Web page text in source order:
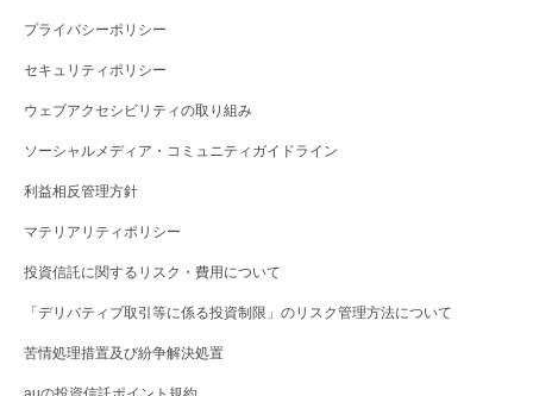
プライバシーポリシー
セキュリティポリシー
ウェブアクセシビリティの取り組み
ソーシャルメディア・コミュニティガイドライン
利益相反管理方針
マテリアリティポリシー
投資信託に関するリスク・費用について
「デリバティブ取引等に係る投資制限」のリスク管理方法について
苦情処理措置及び紛争解決処置